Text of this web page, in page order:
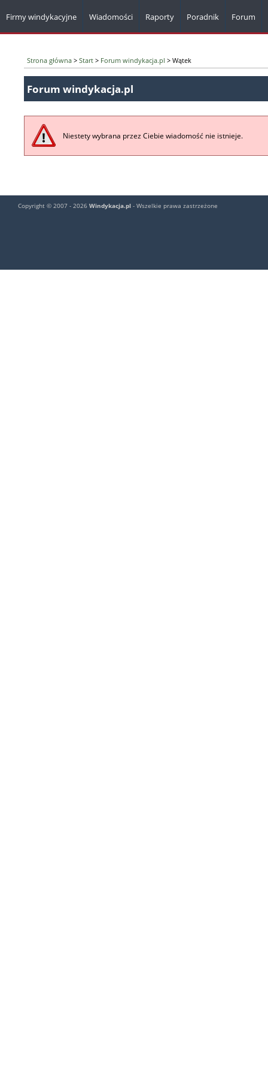
Firmy windykacyjne Wiadomości Raporty Poradnik Forum
Strona główna > Start > Forum windykacja.pl > Wątek
Forum windykacja.pl
Niestety wybrana przez Ciebie wiadomość nie istnieje.
Copyright © 2007 - 2026 Windykacja.pl - Wszelkie prawa zastrzeżone